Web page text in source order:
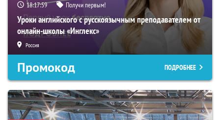
18:17:57 Получи первым!
Уроки английского с русскоязычным преподавателем от
онлайн-школы «Инглекс»
Россия
Промокод ПОДРОБНЕЕ